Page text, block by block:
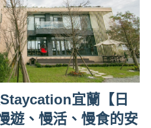
宜蘭【日
遊、慢活、慢食的安